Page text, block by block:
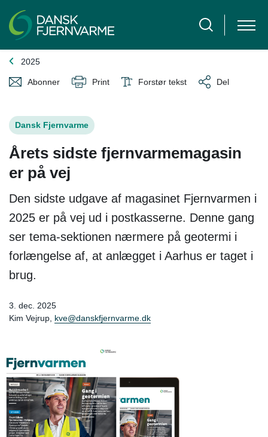
2025
Abonner Print Forstør tekst Del
Dansk Fjernvarme
Årets sidste fjernvarmemagasin
er på vej
Den sidste udgave af magasinet Fjernvarmen i
2025 er på vej ud i postkasserne. Denne gang
ser tema-sektionen nærmere på geotermi i
forlængelse af, at anlægget i Aarhus er taget i
brug.
3. dec. 2025
Kim Vejrup, kve@danskfjernvarme.dk